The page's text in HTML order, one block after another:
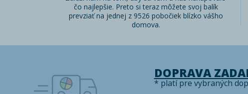
čo najlepšie. Preto si teraz môžete svoj balík
prevziať na jednej z 9526 pobočiek blízko vášho
domova.
DOPRAVA
* platí pre vybraných